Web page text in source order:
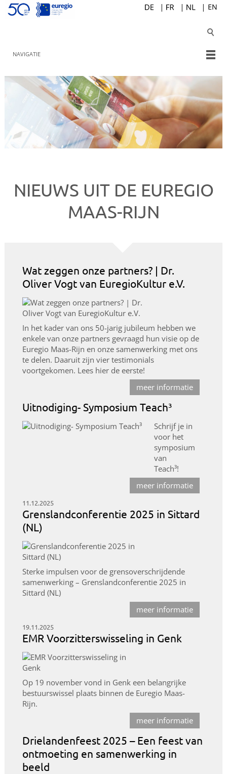
NAVIGATIE
NIEUWS UIT DE EUREGIO
MAAS-RIJN
Wat zeggen onze partners? | Dr.
Oliver Vogt van EuregioKultur e.V.
In het kader van ons 50-jarig jubileum hebben we
enkele van onze partners gevraagd hun visie op de
Euregio Maas-Rijn en onze samenwerking met ons
te delen. Daaruit zijn vier testimonials
voortgekomen. Lees hier de eerste!
meer informatie
Uitnodiging- Symposium Teach³
Schrijf je in
voor het
symposium
van
Teach³!
meer informatie
11.12.2025
Grenslandconferentie 2025 in Sittard
(NL)
Sterke impulsen voor de grensoverschrijdende
samenwerking – Grenslandconferentie 2025 in
Sittard (NL)
meer informatie
19.11.2025
EMR Voorzitterswisseling in Genk
Op 19 november vond in Genk een belangrijke
bestuurswissel plaats binnen de Euregio Maas-
Rijn.
meer informatie
Drielandenfeest 2025 – Een feest van
ontmoeting en samenwerking in
beeld